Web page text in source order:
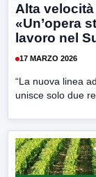
Alta
«Un’opera
lavoro nel
17 MARZO 2026
“La nuova linea
unisce solo due